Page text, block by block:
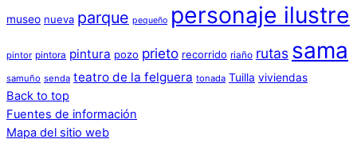
museo nueva parque pequeño personaje ilustre
pintor pintora pintura pozo prieto recorrido riaño rutas sama
samuño senda teatro de la felguera tonada Tuilla viviendas
Back to top
Fuentes de información
Mapa del sitio web